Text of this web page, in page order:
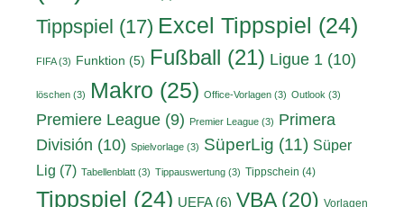
Tippspiel (17) Excel Tippspiel (24)
FIFA(3) Funktion (5) Fußball (21) Ligue 1 (10)
löschen (3) Makro (25) Office-Vorlagen (3) Outlook (3)
Premiere League (9) Premier League (3) Primera
División (10) Spielvorlage (3) SüperLig (11) Süper
Lig (7) Tabellenblatt (3) Tippauswertung (3) Tippschein (4)
Tippspiel (24) UEFA(6) VBA(20) Vorlagen